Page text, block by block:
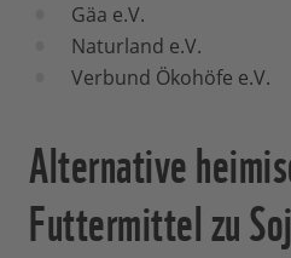
Gäa e.V.
Naturland e.V.
Verbund Ökohöfe e.V.
Alternative
Futtermittel zu